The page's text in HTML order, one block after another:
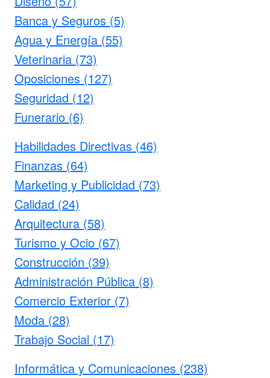
Banca y Seguros (5)
Agua y Energía (55)
Veterinaria (73)
Oposiciones (127)
Seguridad (12)
Funerario (6)
Habilidades Directivas (46)
Finanzas (64)
Marketing y Publicidad (73)
Calidad (24)
Arquitectura (58)
Turismo y Ocio (67)
Construcción (39)
Administración Pública (8)
Comercio Exterior (7)
Moda (28)
Trabajo Social (17)
Informática y Comunicaciones (238)